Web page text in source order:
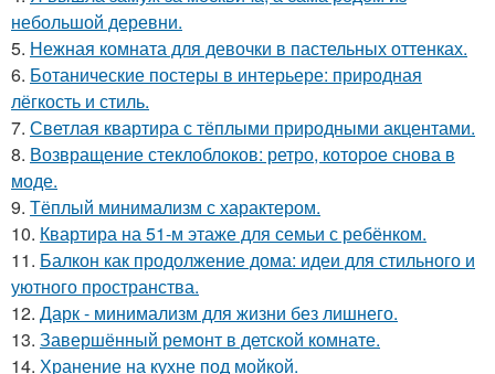
небольшой деревни.
5. Нежная комната для девочки в пастельных оттенках.
6. Ботанические постеры в интерьере: природная
лёгкость и стиль.
7. Светлая квартира с тёплыми природными акцентами.
8. Возвращение стеклоблоков: ретро, которое снова в
моде.
9. Тёплый минимализм с характером.
10. Квартира на 51-м этаже для семьи с ребёнком.
11. Балкон как продолжение дома: идеи для стильного и
уютного пространства.
12. Дарк - минимализм для жизни без лишнего.
13. Завершённый ремонт в детской комнате.
14. Хранение на кухне под мойкой.